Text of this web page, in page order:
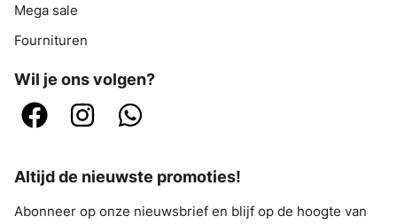
Mega sale
Fournituren
Wil je ons volgen?
Altijd de nieuwste promoties!
Abonneer op onze nieuwsbrief en blijf op de hoogte van